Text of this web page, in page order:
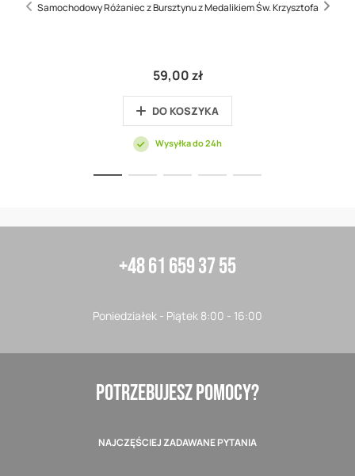
Samochodowy Różaniec z Bursztynu z Medalikiem Św. Krzysztofa
59,00 zł
DO KOSZYKA
Wysyłka do 24h
+48 61 659 37 55
Poniedziałek - Piątek 8:00 - 16:00
POTRZEBUJESZ POMOCY?
NAJCZĘŚCIEJ ZADAWANE PYTANIA